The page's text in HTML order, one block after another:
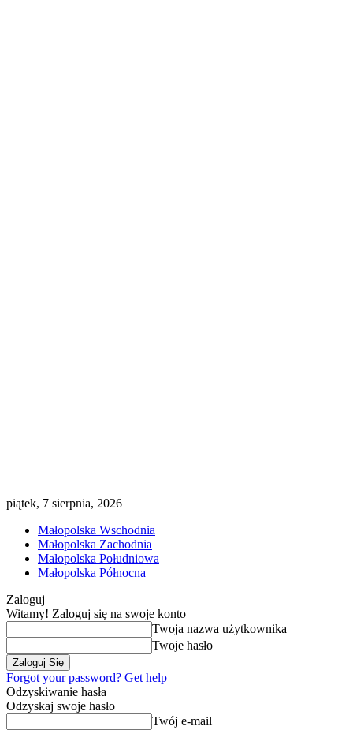
piątek, 7 sierpnia, 2026
Małopolska Wschodnia
Małopolska Zachodnia
Małopolska Południowa
Małopolska Północna
Zaloguj
Witamy! Zaloguj się na swoje konto
Twoja nazwa użytkownika
Twoje hasło
Forgot your password? Get help
Odzyskiwanie hasła
Odzyskaj swoje hasło
Twój e-mail